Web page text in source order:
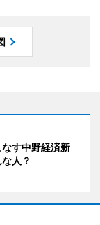
す中野経済新
人？